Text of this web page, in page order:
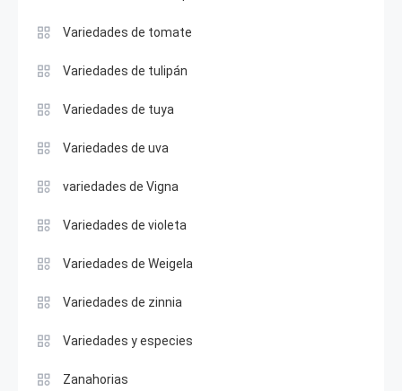
Variedades de tomate
Variedades de tulipán
Variedades de tuya
Variedades de uva
variedades de Vigna
Variedades de violeta
Variedades de Weigela
Variedades de zinnia
Variedades y especies
Zanahorias